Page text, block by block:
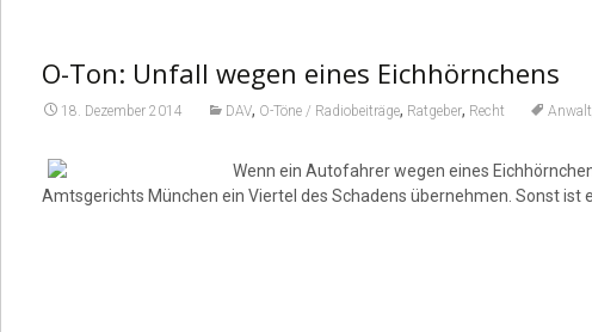
O-Ton: Unfall wegen eines Eichhörnchens
18. Dezember 2014 DAV, O-Töne / Radiobeiträge, Ratgeber, Recht Anwalt
Wenn ein Autofahrer wegen eines
Amtsgerichts München ein Viertel des Schadens übernehmen. Sonst ist